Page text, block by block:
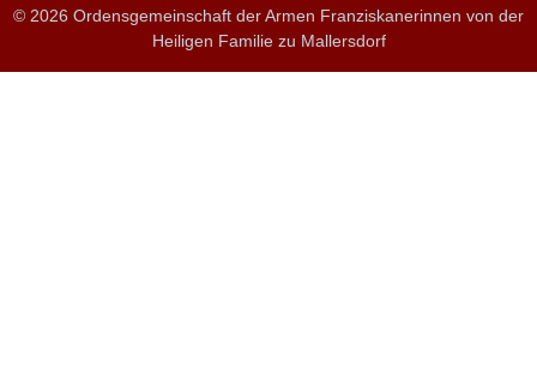
© 2026 Ordensgemeinschaft der Armen Franziskanerinnen von der
Heiligen Familie zu Mallersdorf